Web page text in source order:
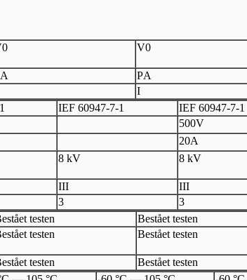
0 V0
A PA
I
1 IEF 60947-7-1 IEF 60947-7-1
500V
20A
8 kV 8 kV
III III
3 3
testen Bestået testen
testen Bestået testen
testen Bestået testen